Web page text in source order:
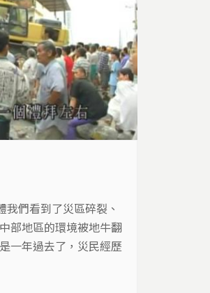
們看到了災區碎裂、
部地區的環境被地牛翻
一年過去了，災民經歷
秋節，他們如何適應，
情點滴又是如何？本片